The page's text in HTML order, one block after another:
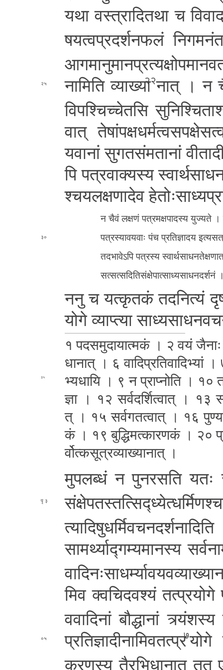
यथा व­स्त्रा­दि­त­था च
ष­य­त्व­प्र­दर्श­न­फ­लं
२५ ना­मि­ति व्याख्या२२नात् । न
वि­प­श्चि­च्चे­त­सि सुनिश्चि
वा­त्
य­वा­नांसु­ग­त­सं­म­ता­नां
पि प­त्र­वा­क्य­स्य
श्च­य­ल­क्ष­णा­दे­व
न चैवं लक्षणं प­त्र­म­क्ष­पा­द­स्य युज्यते ।
३०
प­त्र­स्या­व­य­वाः पंच प्र­ति­ज्ञा­द­य
त­द­भा­वे­ऽ­पि पत्रस्य
स­त्स­त्स­दि­ति­सं­क्षे­पा­त्सा­ध्य­सा­ध­न­द­र्श­नं
ननु च य­त्कृ­त­कं त­द­नि­त्यं
यो­गे व्याप्त्या
१ प­द­स­मु­दा­या­त्म­कं । २ वयं
धा­ना­त् । ६ वा­दि­प्र­ति­वा­दि­भ्यां
३५
भ्य­धा­यि । ९ न प्राप्नोति । १०
ज्ञा । १२ स­र्व­द­र्शि­त्वा­त् ।
त् । १५ स­र्व­ग­त­त्वा­त् । १६
कं । १९ बु­द्धि­म­त्का­र­ण­कं । २०
र्वो­त्क­सू­त्र­व्याख्यानात् ।
३
मु­प­ल­ब्धं न पु­न­र­स­ति
सा­म­र्थ्या­द्ग­म्य­मा­न­स्य
मि­व क्व­चि­द­व­श्यं त­त्प्र­यो­गे
व­वा­दि­नां बौद्धानां
०५ प्र­ति­ज्ञा­दी­ना­मि­व­त­त्प्र७योगे
क­र­ण­स्यतै­र­भि­धा­ना­त् तत